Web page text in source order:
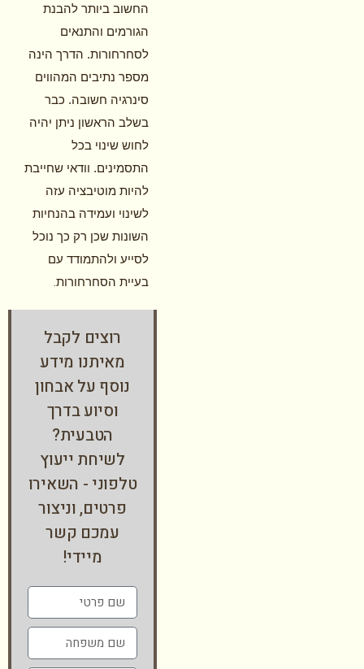
החשוב ביותר להבנת
הגורמים והתנאים
לסחרחורות. הדרך הינה
מספר נתיבים המהווים
סינרגיה חשובה. כבר
בשלב הראשון ניתן יהיה
לחוש שינוי בכל
התסמינים. וודאי שחייבת
להיות מוטיבציה עזה
לשינוי ועמידה בהנחיות
השונות שכן רק כך נוכל
לסייע ולהתמודד עם
בעיית הסחרחורות.
רוצים לקבל
מאיתנו מידע
נוסף על אבחון
וסיוע בדרך
הטבעית?
לשיחת ייעוץ
טלפוני - השאירו
פרטים, וניצור
עמכם קשר
מיידי!